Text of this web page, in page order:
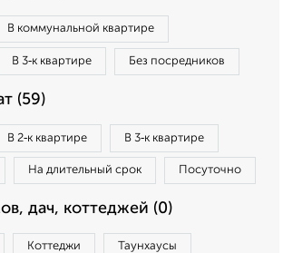
В коммунальной квартире
В 3‑к квартире Без посредников
(59)
В 2‑к квартире В 3‑к квартире
На длительный срок Посуточно
дач, коттеджей (0)
Коттеджи Таунхаусы